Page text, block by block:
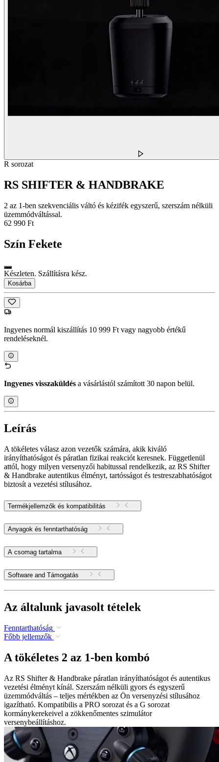
R sorozat
RS SHIFTER & HANDBRAKE
2 az 1-ben szekvenciális váltó és kézifék egyszerű, szerszám nélküli
üzemmódváltással.
62 990 Ft
Szín Fekete
Készleten. Szállításra kész.
Kosárba
Ingyenes normál kiszállítás 10 999 Ft vagy nagyobb értékű
rendeléseknél.
Ingyenes visszaküldés a vásárlástól számított 30 napon belül.
Leírás
A tökéletes válasz azon vezetők számára, akik kiváló
irányíthatóságot és páratlan fizikai reakciót keresnek. Függetlenül
attól, hogy milyen versenyzői habitussal rendelkezik, az RS Shifter
& Handbrake autentikus élményt, tartósságot és testreszabhatóságot
biztosít a vezetési stílusához.
Termékjellemzők és kompatibilitás
Anyagok és fenntarthatóság
A csomag tartalma
Software and Támogatás
Az általunk javasolt tételek
Fenntarthatóság
Főbb jellemzők
A tökéletes 2 az 1-ben kombó
Az RS Shifter & Handbrake páratlan irányíthatóságot és autentikus
vezetési élményt kínál. Szerszám nélküli gyors és egyszerű
üzemmódváltás – teljes mértékben az Ön versenyzési stílusához
igazítható. Kompatibilis a PRO sorozat és a G sorozat
kormánykerekeivel a zökkenőmentes szimulátor
versenybeállításhoz.